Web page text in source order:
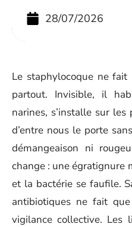
28/07/2026
Le staphylocoque ne
partout. Invisible, il
narines, s’installe sur
d’entre nous le porte
démangeaison ni
change : une égratignure
et la bactérie se faufile.
antibiotiques ne fait que
vigilance collective. Les